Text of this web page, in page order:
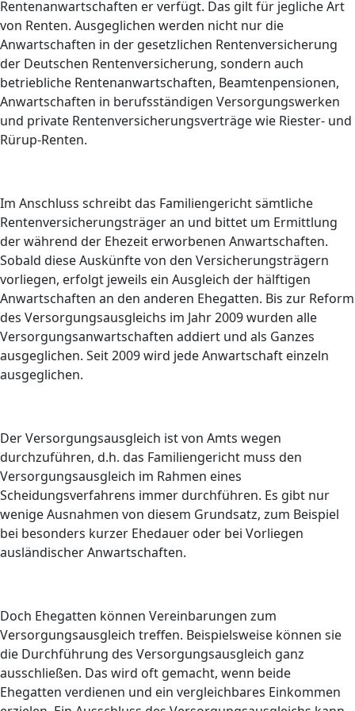
Rentenanwartschaften er verfügt. Das gilt für jegliche Art
von Renten. Ausgeglichen werden nicht nur die
Anwartschaften in der gesetzlichen Rentenversicherung
der Deutschen Rentenversicherung, sondern auch
betriebliche Rentenanwartschaften, Beamtenpensionen,
Anwartschaften in berufsständigen Versorgungswerken
und private Rentenversicherungsverträge wie Riester- und
Rürup-Renten.
Im Anschluss schreibt das Familiengericht sämtliche
Rentenversicherungsträger an und bittet um Ermittlung
der während der Ehezeit erworbenen Anwartschaften.
Sobald diese Auskünfte von den Versicherungsträgern
vorliegen, erfolgt jeweils ein Ausgleich der hälftigen
Anwartschaften an den anderen Ehegatten. Bis zur Reform
des Versorgungsausgleichs im Jahr 2009 wurden alle
Versorgungsanwartschaften addiert und als Ganzes
ausgeglichen. Seit 2009 wird jede Anwartschaft einzeln
ausgeglichen.
Der Versorgungsausgleich ist von Amts wegen
durchzuführen, d.h. das Familiengericht muss den
Versorgungsausgleich im Rahmen eines
Scheidungsverfahrens immer durchführen. Es gibt nur
wenige Ausnahmen von diesem Grundsatz, zum Beispiel
bei besonders kurzer Ehedauer oder bei Vorliegen
ausländischer Anwartschaften.
Doch Ehegatten können Vereinbarungen zum
Versorgungsausgleich treffen. Beispielsweise können sie
die Durchführung des Versorgungsausgleich ganz
ausschließen. Das wird oft gemacht, wenn beide
Ehegatten verdienen und ein vergleichbares Einkommen